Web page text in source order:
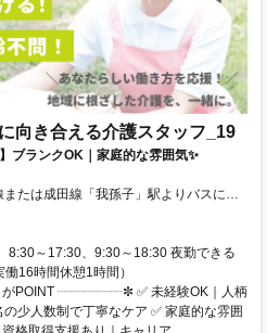
向き合える介護スタッフ_19
ブランクOK｜家庭的な雰囲気✨
たは成田線「我孫子」駅よりバスに乗
、徒歩5分 〇車通勤可・バイク通勤可(駐
なります。気になる際は遠慮なくご連
8:30～17:30、9:30～18:30 夜勤できる
16時間休憩1時間）
POINT ┈┈┈┈┈✼ ✅ 未経験OK｜人柄
少人数制で丁寧なケア ✅ 家庭的な雰囲